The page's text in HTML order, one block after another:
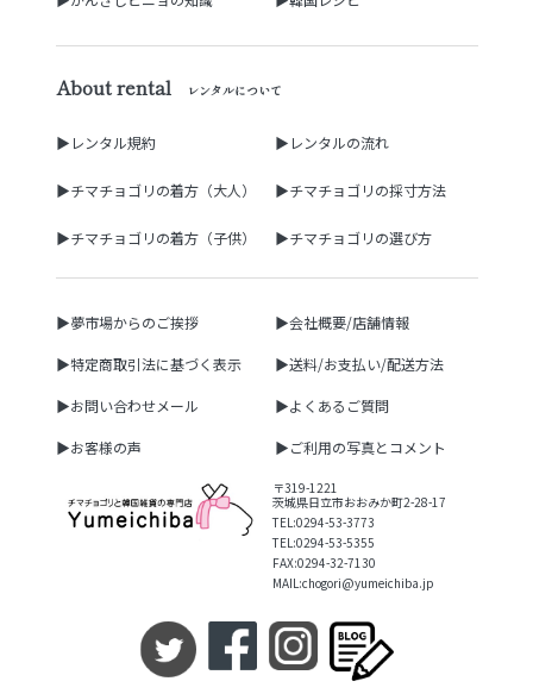
About rental レンタルについて
▶レンタル規約 ▶レンタルの流れ
▶チマチョゴリの着方（大人） ▶チマチョゴリの採寸方法
▶チマチョゴリの着方（子供） ▶チマチョゴリの選び方
▶夢市場からのご挨拶 ▶会社概要/店舗情報
▶特定商取引法に基づく表示 ▶送料/お支払い/配送方法
▶お問い合わせメール ▶よくあるご質問
▶お客様の声 ▶ご利用の写真とコメント
〒319-1221
茨城県日立市おおみか町2-28-17
TEL:0294-53-3773
TEL:0294-53-5355
FAX:0294-32-7130
MAIL:chogori@yumeichiba.jp